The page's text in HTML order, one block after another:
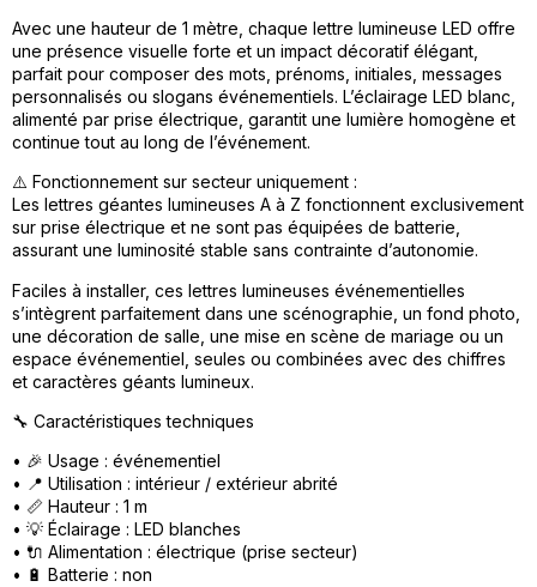
Avec une hauteur de 1 mètre, chaque lettre lumineuse LED offre
une présence visuelle forte et un impact décoratif élégant,
parfait pour composer des mots, prénoms, initiales, messages
personnalisés ou slogans événementiels. L’éclairage LED blanc,
alimenté par prise électrique, garantit une lumière homogène et
continue tout au long de l’événement.
⚠️ Fonctionnement sur secteur uniquement :
Les lettres géantes lumineuses A à Z fonctionnent exclusivement
sur prise électrique et ne sont pas équipées de batterie,
assurant une luminosité stable sans contrainte d’autonomie.
Faciles à installer, ces lettres lumineuses événementielles
s’intègrent parfaitement dans une scénographie, un fond photo,
une décoration de salle, une mise en scène de mariage ou un
espace événementiel, seules ou combinées avec des chiffres
et caractères géants lumineux.
🔧 Caractéristiques techniques
• 🎉 Usage : événementiel
• 📍 Utilisation : intérieur / extérieur abrité
• 📏 Hauteur : 1 m
• 💡 Éclairage : LED blanches
• 🔌 Alimentation : électrique (prise secteur)
• 🔋 Batterie : non